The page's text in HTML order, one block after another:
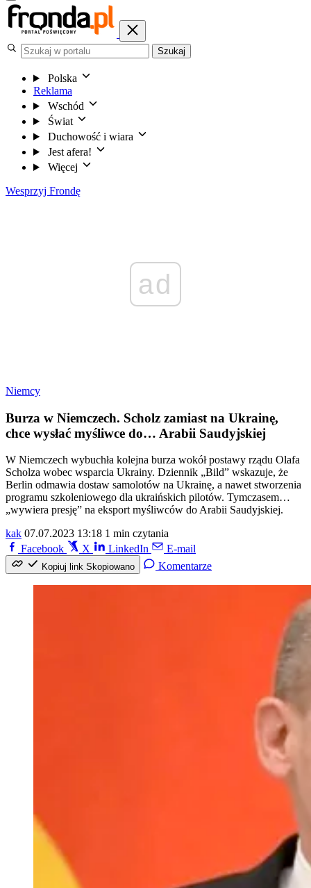
Szukaj
Polska
Reklama
Wschód
Świat
Duchowość i wiara
Jest afera!
Więcej
Wesprzyj Frondę
ad
Niemcy
Burza w Niemczech. Scholz zamiast na Ukrainę,
chce wysłać myśliwce do… Arabii Saudyjskiej
W Niemczech wybuchła kolejna burza wokół postawy rządu Olafa
Scholza wobec wsparcia Ukrainy. Dziennik „Bild” wskazuje, że
Berlin odmawia dostaw samolotów na Ukrainę, a nawet stworzenia
programu szkoleniowego dla ukraińskich pilotów. Tymczasem…
„wywiera presję” na eksport myśliwców do Arabii Saudyjskiej.
kak 07.07.2023 13:18 1 min czytania
Facebook
X LinkedIn E-mail
Kopiuj link Skopiowano Komentarze